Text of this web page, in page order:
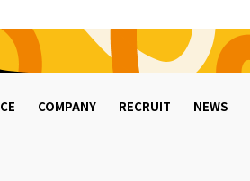
COMPANY RECRUIT NEWS